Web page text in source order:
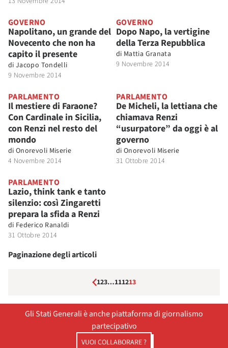
GOVERNO
Napolitano, un grande del
Novecento che non ha
capito il presente
di Jacopo Tondelli
9 Novembre 2014
GOVERNO
Dopo Napo, la vertigine
della Terza Repubblica
di Mattia Granata
9 Novembre 2014
PARLAMENTO
Il mestiere di Faraone?
Con Cardinale in Sicilia,
con Renzi nel resto del
mondo
di Onorevoli Miserie
4 Novembre 2014
PARLAMENTO
De Micheli, la lettiana che
chiamava Renzi
“usurpatore” da oggi è al
governo
di Onorevoli Miserie
31 Ottobre 2014
PARLAMENTO
Lazio, think tank e tanto
silenzio: così Zingaretti
prepara la sfida a Renzi
di Federico Ranaldi
31 Ottobre 2014
Paginazione degli articoli
123…111213
Gli Stati Generali è anche piattaforma di giornalismo
partecipativo
VUOI COLLABORARE ?